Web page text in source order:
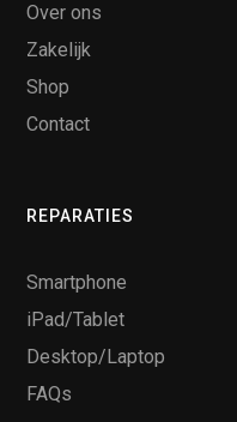
Over ons
Zakelijk
Shop
Contact
REPARATIES
Smartphone
iPad/Tablet
Desktop/Laptop
FAQs